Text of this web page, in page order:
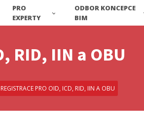
PRO
EXPERTY
ODBOR KONCEPCE
BIM
RID, IIN a OBU
REGISTRACE PRO OID, ICD, RID, IIN A OBU